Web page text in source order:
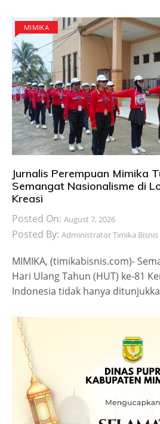
MIMIKA
Jurnalis Perempuan Mimika
Semangat Nasionalisme di
Kreasi
Posted On: August 7, 2026
Posted By: Administrator Timika Bisnis
MIMIKA, (timikabisnis.com)-
Hari Ulang Tahun (HUT) ke-81
Indonesia tidak hanya